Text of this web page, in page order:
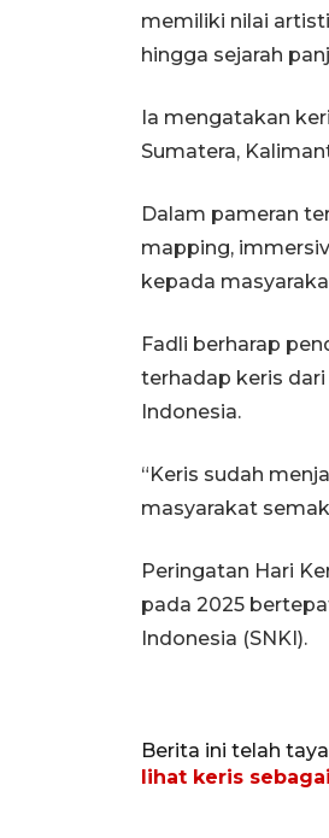
memiliki nilai
hingga sejarah
Ia mengatakan
Sumatera,
Dalam pameran
mapping,
kepada
Fadli berharap
terhadap keris
Indonesia.
“Keris sudah
masyarakat
Peringatan Hari
pada 2025
Indonesia (SNKI).
Berita ini telah
lihat keris